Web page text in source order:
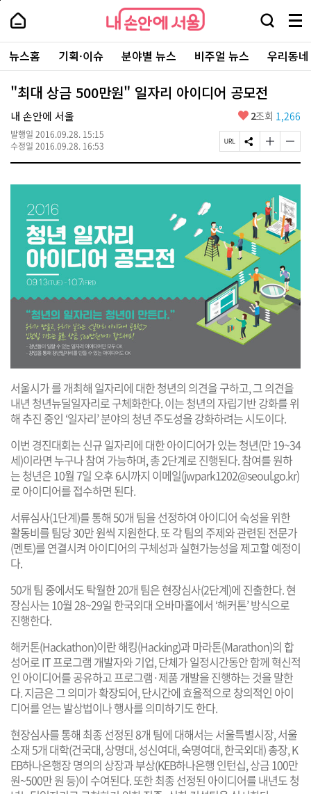
본
로
가
내
손
안
에
서
울
-
서
울
시
대
표
소
포
내
손
에
울
검
창
열
기
메
뉴
전
체
보
주
요
서
뉴스홈 기획·이슈 분야별 뉴스 비주얼 뉴스 우리동
"최대 상금 500만원" 일자리 아이디어 공모전
내 손안에 서울
발행일 2016.09.28. 15:15
수정일 2016.09.28. 16:53
좋
요
2조회 1,266
페
이
U
사
S
N
공
기
글
자
기
크
게
변
경
하
기
글
자
기
게
변
경
하
기
서울시가 를 개최해 일자리에 대한 청년의 의견을 구하고, 그 의견을
내년 청년뉴딜일자리로 구체화한다. 이는 청년의 자립기반 강화를 위
해 추진 중인 ‘일자리’ 분야의 청년 주도성을 강화하려는 시도이다.
이번 경진대회는 신규 일자리에 대한 아이디어가 있는 청년(만 19~34
세)이라면 누구나 참여 가능하며, 총 2단계로 진행된다. 참여를 원하
는 청년은 10월 7일 오후 6시까지 이메일(jwpark1202@seoul.go.kr)
로 아이디어를 접수하면 된다.
서류심사(1단계)를 통해 50개 팀을 선정하여 아이디어 숙성을 위한
활동비를 팀당 30만 원씩 지원한다. 또 각 팀의 주제와 관련된 전문가
(멘토)를 연결시켜 아이디어의 구체성과 실현가능성을 제고할 예정이
다.
50개 팀 중에서도 탁월한 20개 팀은 현장심사(2단계)에 진출한다. 현
장심사는 10월 28~29일 한국외대 오바마홀에서 ‘해커톤’ 방식으로
진행한다.
해커톤(Hackathon)이란 해킹(Hacking)과 마라톤(Marathon)의 합
성어로 IT 프로그램 개발자와 기업, 단체가 일정시간동안 함께 혁신적
인 아이디어를 공유하고 프로그램·제품 개발을 진행하는 것을 말한
다. 지금은 그 의미가 확장되어, 단시간에 효율적으로 창의적인 아이
디어를 얻는 발상법이나 행사를 의미하기도 한다.
현장심사를 통해 최종 선정된 8개 팀에 대해서는 서울특별시장, 서울
소재 5개 대학(건국대, 상명대, 성신여대, 숙명여대, 한국외대) 총장, K
EB하나은행장 명의의 상장과 부상(KEB하나은행 인턴십, 상금 100만
원~500만 원 등)이 수여된다. 또한 최종 선정된 아이디어를 내년도 청
페
상
단
로